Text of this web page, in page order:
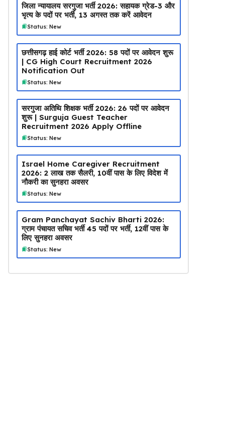
जिला न्यायालय सरगुजा भर्ती 2026: सहायक ग्रेड-3 और
भृत्य के पदों पर भर्ती, 13 अगस्त तक करें आवेदन
Status: New
छत्तीसगढ़ हाई कोर्ट भर्ती 2026: 58 पदों पर आवेदन शुरू
| CG High Court Recruitment 2026
Notification Out
Status: New
सरगुजा अतिथि शिक्षक भर्ती 2026: 26 पदों पर आवेदन
शुरू | Surguja Guest Teacher
Recruitment 2026 Apply Offline
Status: New
Israel Home Caregiver Recruitment
2026: ₹2 लाख तक सैलरी, 10वीं पास के लिए विदेश में
नौकरी का सुनहरा अवसर
Status: New
Gram Panchayat Sachiv Bharti 2026:
ग्राम पंचायत सचिव भर्ती 45 पदों पर भर्ती, 12वीं पास के
लिए सुनहरा अवसर
Status: New